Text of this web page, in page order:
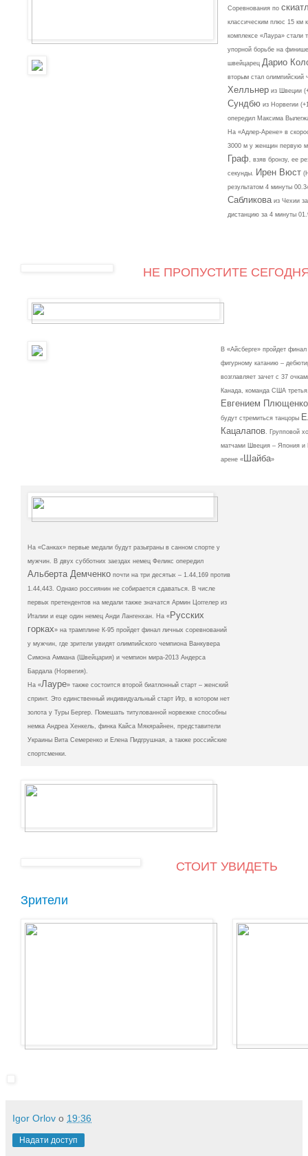
Соревнования по
классическим плюс 15 км
комплексе «Лаура» стали
упорной борьбе на
швейцарец Дарио
вторым стал олимпийский
Хелльнер из Швеции
Сундбю из Норвегии
опередил Максима
На «Адлер-Арене» в
3000 м у женщин первую
Граф , взяв бронзу, ее
секунды.
Ирен Вюст
результатом 4 минуты
Сабликова из Чехии
дистанцию за 4 минуты
НЕ ПРОПУСТИТЕ
В «Айсберге» пройдет финал
фигурному катанию –
возглавляет зачет с 37
Канада, команда США
Евгением Плющенко
будут стремиться танцоры
Кацалапов . Групповой
матчами Швеция – Япония и
арене «
Шайба»
На «Санках» первые медали будут разыграны в санном спорте у
мужчин. В двух субботних заездах немец Феликс опередил
Альберта Демченко почти на три десятых – 1.44,169 против
1.44,443. Однако россиянин не собирается сдаваться. В числе
первых претендентов на медали также значатся Армин Цоггелер из
Италии и еще один немец Анди Лангенхан. На « Русских
горках» на трамплине К-95 пройдет финал личных соревнований
у мужчин, где зрители увидят олимпийского чемпиона Ванкувера
Симона Аммана (Швейцария) и чемпион мира-2013 Андерса
Бардала (Норвегия).
На «Лауре» также состоится второй биатлонный старт – женский
спринт. Это единственный индивидуальный старт Игр, в котором нет
золота у Туры Бергер. Помешать титулованной норвежке способны
немка Андреа Хенкель, финка Кайса Мякярайнен, представители
Украины Вита Семеренко и Елена Пидгрушная, а также российские
спортсменки.
СТОИТ УВИДЕТЬ
Зрители
Igor Orlov о 19:36
Надати доступ